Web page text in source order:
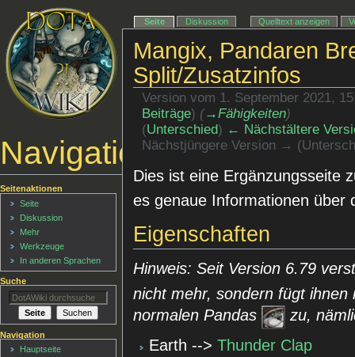
Mangix, Pandaren
Split/Zusatzinfos
Version vom 1. September 2021,
Beiträge) (→‎Fähigkeiten)
(Unterschied) ← Nächstältere
Nächstjüngere Version →
Dies ist eine Ergänzungsseite
es genaue Informationen über
Eigenschaften
Hinweis: Seit Version 6.79
nicht mehr, sondern fügt ihnen
normalen Pandas
zu,
Earth -->Thunder Clap
Navigationsmenü
Seite Diskussion Quelltext anzeigen
Seitenaktionen
Seite
Diskussion
Mehr
Werkzeuge
In anderen Sprachen
Suche
Navigation
Hauptseite